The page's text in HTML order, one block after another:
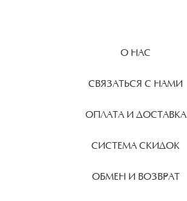
О НАС
СВЯЗАТЬСЯ С НАМИ
ОПЛАТА И ДОСТАВКА
СИСТЕМА СКИДОК
ОБМЕН И ВОЗВРАТ